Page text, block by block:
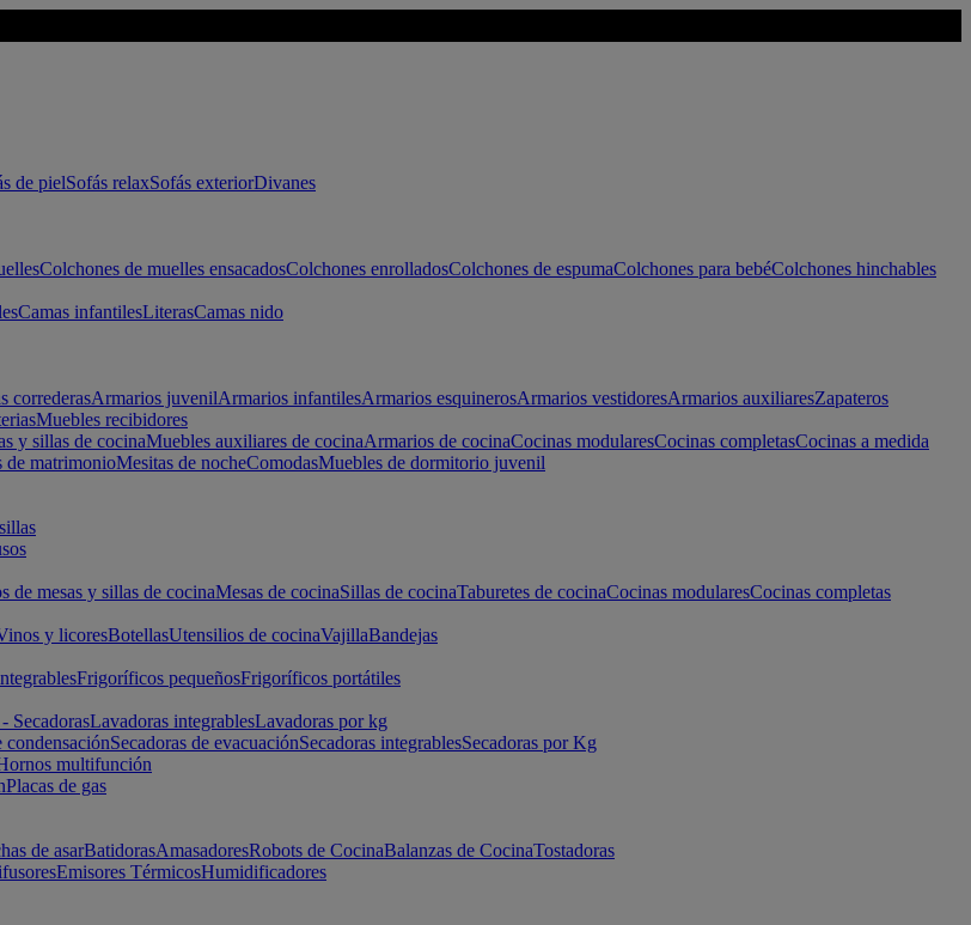
de pielSofás relaxSofás exteriorDivanes
Colchones de muelles ensacadosColchones enrolladosColchones de espumaColchones para bebéColchones hinchables
Camas infantilesLiterasCamas nido
correderasArmarios juvenilArmarios infantilesArmarios esquinerosArmarios vestidoresArmarios auxiliaresZapateros
Muebles recibidores
y sillas de cocinaMuebles auxiliares de cocinaArmarios de cocinaCocinas modularesCocinas completasCocinas a medida
de matrimonioMesitas de nocheComodasMuebles de dormitorio juvenil
de mesas y sillas de cocinaMesas de cocinaSillas de cocinaTaburetes de cocinaCocinas modularesCocinas completas
y licoresBotellasUtensilios de cocinaVajillaBandejas
Frigoríficos pequeñosFrigoríficos portátiles
SecadorasLavadoras integrablesLavadoras por kg
condensaciónSecadoras de evacuaciónSecadoras integrablesSecadoras por Kg
multifunción
Placas de gas
de asarBatidorasAmasadoresRobots de CocinaBalanzas de CocinaTostadoras
Emisores TérmicosHumidificadores